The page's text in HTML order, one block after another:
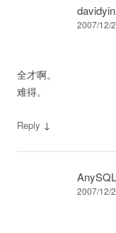
2007/12/
全才啊。
难得。
Reply ↓
AnySQL
2007/12/